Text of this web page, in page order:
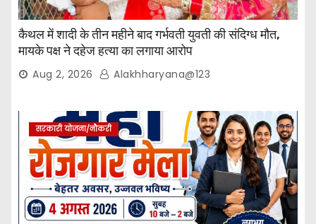
कैथल में शादी के तीन महीने बाद गर्भवती युवती की संदिग्ध मौत,
मायके पक्ष ने दहेज हत्या का लगाया आरोप
Aug 2, 2026 Alakhharyana@123
सरकारी योजना/नौकरी